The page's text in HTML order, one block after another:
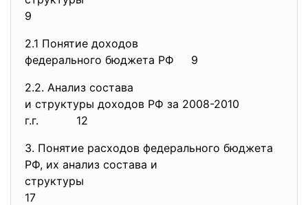
9
2.1 Понятие доходов
федерального бюджета РФ 9
2.2. Анализ состава
и структуры доходов РФ за 2008-2010
г.г. 12
3. Понятие расходов федерального бюджета
РФ, их анализ состава и
структуры
17